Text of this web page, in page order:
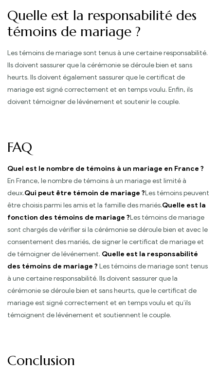
Quelle est la responsabilité des
témoins de mariage ?
Les témoins de mariage sont tenus à une certaine responsabilité.
Ils doivent sassurer que la cérémonie se déroule bien et sans
heurts. Ils doivent également sassurer que le certificat de
mariage est signé correctement et en temps voulu. Enfin, ils
doivent témoigner de lévénement et soutenir le couple.
FAQ
Quel est le nombre de témoins à un mariage en France ?
En France, le nombre de témoins à un mariage est limité à
deux.Qui peut être témoin de mariage ?Les témoins peuvent
être choisis parmi les amis et la famille des mariés.Quelle est la
fonction des témoins de mariage ?Les témoins de mariage
sont chargés de vérifier si la cérémonie se déroule bien et avec le
consentement des mariés, de signer le certificat de mariage et
de témoigner de lévénement. Quelle est la responsabilité
des témoins de mariage ? Les témoins de mariage sont tenus
à une certaine responsabilité. Ils doivent sassurer que la
cérémonie se déroule bien et sans heurts, que le certificat de
mariage est signé correctement et en temps voulu et qu’ils
témoignent de lévénement et soutiennent le couple.
Conclusion